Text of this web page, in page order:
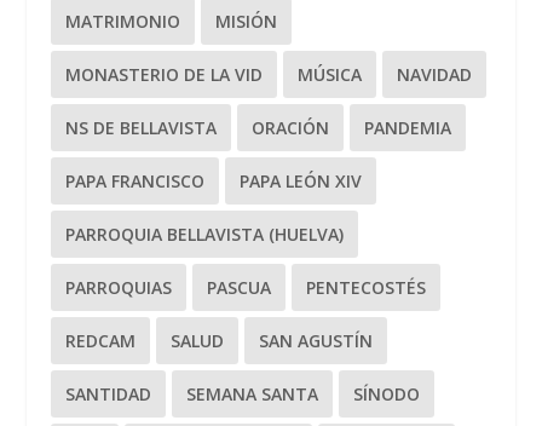
MATRIMONIO MISIÓN
MONASTERIO DE LA VID MÚSICA NAVIDAD
NS DE BELLAVISTA ORACIÓN PANDEMIA
PAPA FRANCISCO PAPA LEÓN XIV
PARROQUIA BELLAVISTA (HUELVA)
PARROQUIAS PASCUA PENTECOSTÉS
REDCAM SALUD SAN AGUSTÍN
SANTIDAD SEMANA SANTA SÍNODO